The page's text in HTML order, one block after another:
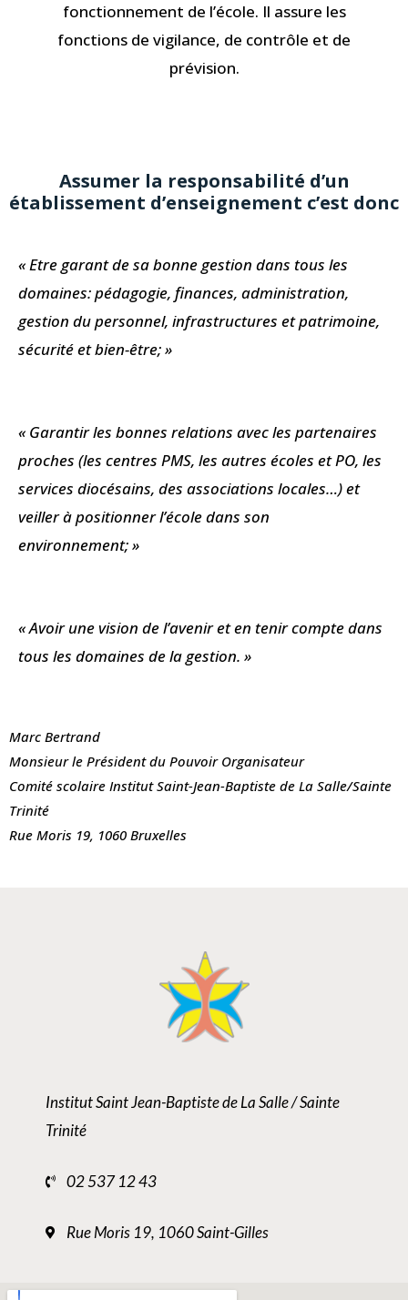
fonctionnement de l’école. Il assure les
fonctions de vigilance, de contrôle et de
prévision.
Assumer la responsabilité d’un
établissement d’enseignement c’est donc
« Etre garant de sa bonne gestion dans tous les
domaines: pédagogie, finances, administration,
gestion du personnel, infrastructures et patrimoine,
sécurité et bien-être; »
« Garantir les bonnes relations avec les partenaires
proches (les centres PMS, les autres écoles et PO, les
services diocésains, des associations locales…) et
veiller à positionner l’école dans son
environnement; »
« Avoir une vision de l’avenir et en tenir compte dans
tous les domaines de la gestion. »
Marc Bertrand
Monsieur le Président du Pouvoir Organisateur
Comité scolaire Institut Saint-Jean-Baptiste de La Salle/Sainte
Trinité
Rue Moris 19, 1060 Bruxelles
Institut Saint Jean-Baptiste de La Salle / Sainte
Trinité
02 537 12 43
Rue Moris 19, 1060 Saint-Gilles